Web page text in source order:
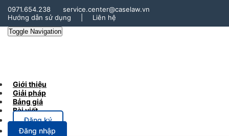
0971.654.238
service.center@caselaw.vn
Hướng dẫn sử dụng
Liên hệ
Toggle Navigation
Giới thiệu
Giải pháp
Bảng giá
Bài viết
Đăng ký
Đăng nhập